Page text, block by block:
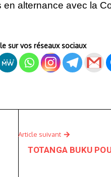
alternance avec la
sur vos réseaux sociaux
Article suivant
TOTANGA BUKU